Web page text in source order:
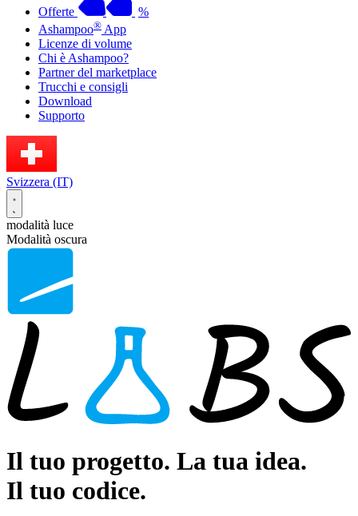
Offerte
%
Ashampoo® App
Licenze di volume
Chi è Ashampoo?
Partner del marketplace
Trucchi e consigli
Download
Supporto
Svizzera (IT)
modalità luce
Modalità oscura
Il tuo progetto. La tua idea.
Il tuo codice.